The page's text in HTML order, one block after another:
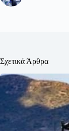
Σχετικά Άρθρα